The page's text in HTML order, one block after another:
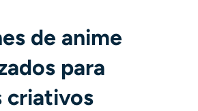
de anime
para
criativos